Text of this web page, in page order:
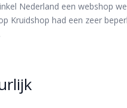
Nederland een webshop
Kruidshop had een zeer